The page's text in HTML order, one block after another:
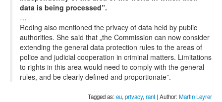
data is being processed”.
…
Reding also mentioned the privacy of data held by public
authorities. She said that „the Commission can now consider
extending the general data protection rules to the areas of
police and judicial cooperation in criminal matters. Limitations
to rights in this area would need to comply with the general
rules, and be clearly defined and proportionate”.
Tagged as:eu, privacy, rant | Author:Martin Leyrer